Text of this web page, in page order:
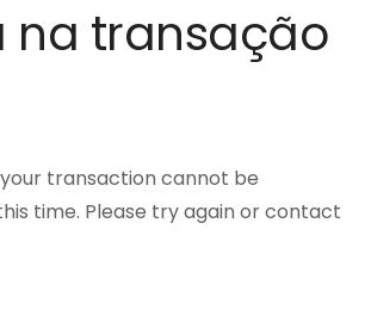
na transação
transaction cannot be
time. Please try again or contact